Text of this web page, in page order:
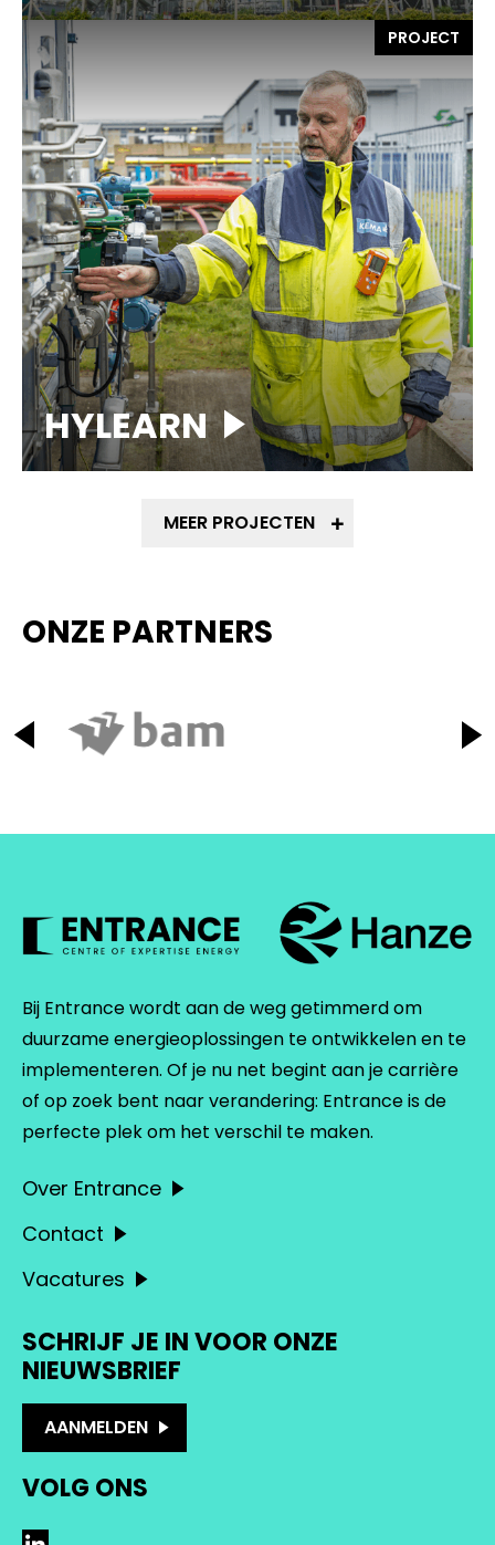
PROJECT
HYLEARN
MEER PROJECTEN
ONZE PARTNERS
Bij Entrance wordt aan de weg getimmerd om
duurzame energieoplossingen te ontwikkelen en te
implementeren. Of je nu net begint aan je carrière
of op zoek bent naar verandering: Entrance is de
perfecte plek om het verschil te maken.
Over Entrance
Contact
Vacatures
SCHRIJF JE IN VOOR ONZE
NIEUWSBRIEF
AANMELDEN
VOLG ONS